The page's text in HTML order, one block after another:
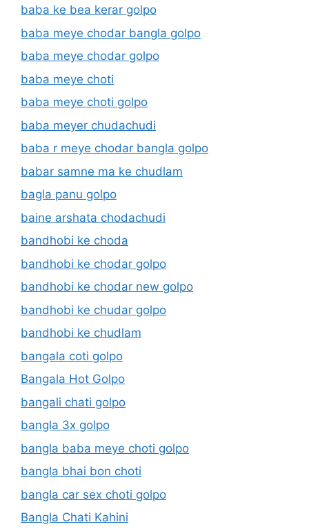
baba ke bea kerar golpo
baba meye chodar bangla golpo
baba meye chodar golpo
baba meye choti
baba meye choti golpo
baba meyer chudachudi
baba r meye chodar bangla golpo
babar samne ma ke chudlam
bagla panu golpo
baine arshata chodachudi
bandhobi ke choda
bandhobi ke chodar golpo
bandhobi ke chodar new golpo
bandhobi ke chudar golpo
bandhobi ke chudlam
bangala coti golpo
Bangala Hot Golpo
bangali chati golpo
bangla 3x golpo
bangla baba meye choti golpo
bangla bhai bon choti
bangla car sex choti golpo
Bangla Chati Kahini